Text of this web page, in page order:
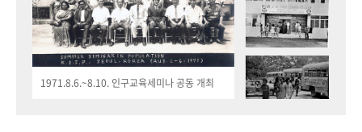
1971.8.6.~8.10. 인구교육세미나 공동 개최